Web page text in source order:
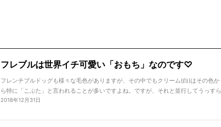
フレブルは世界イチ可愛い「おもち」なのです♡
フレンチブルドッグも様々な毛色がありますが、その中でもクリーム(白)はその色か
ら特に「こぶた」と言われることが多いですよね。ですが、それと並行してうっすら
感じられるのが「おもち感」。べたっと寝そべっている姿やビヨンと伸びる頬…え、
情「食べたくなるレベル」に達したフレブルたちをご覧あれ！
2018年12月31日